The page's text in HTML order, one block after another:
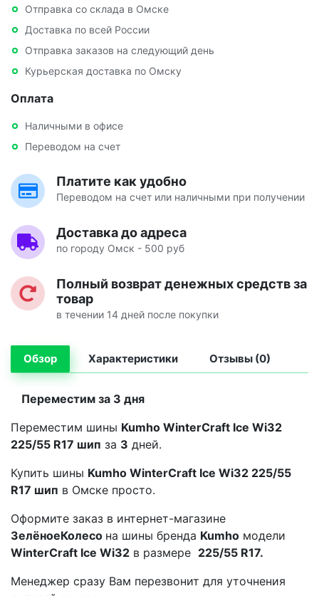
Отправка со склада в Омске
Доставка по всей России
Отправка заказов на следующий день
Курьерская доставка по Омску
Оплата
Наличными в офисе
Переводом на счет
Платите как удобно
Переводом на счет или наличными при получении
Доставка до адреса
по городу Омск - 500 руб
Полный возврат денежных средств за
товар
в течении 14 дней после покупки
Обзор Характеристики Отзывы (0)
Переместим за 3 дня
Переместим шины Kumho WinterCraft Ice Wi32
225/55 R17 шип за 3 дней.
Купить шины Kumho WinterCraft Ice Wi32 225/55
R17 шип в Омске просто.
Оформите заказ в интернет-магазине
ЗелёноеКолесо на шины бренда Kumho модели
WinterCraft Ice Wi32 в размере 225/55 R17.
Менеджер сразу Вам перезвонит для уточнения